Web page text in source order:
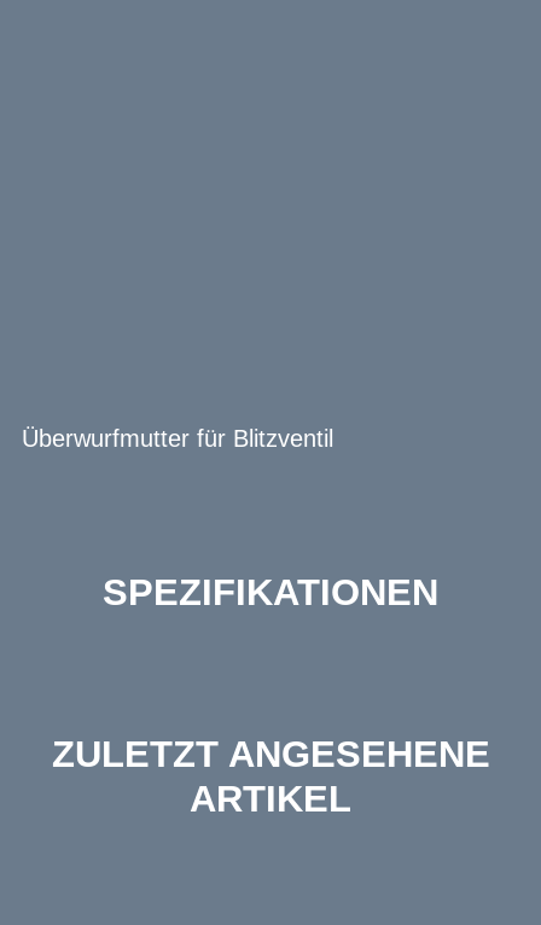
Überwurfmutter für Blitzventil
SPEZIFIKATIONEN
ZULETZT ANGESEHENE
ARTIKEL